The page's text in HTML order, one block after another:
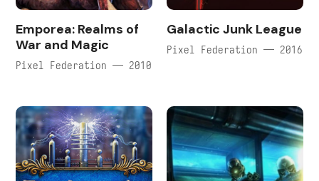
Emporea: Realms of
War and Magic
Pixel Federation — 2010
Galactic Junk League
Pixel Federation — 2016